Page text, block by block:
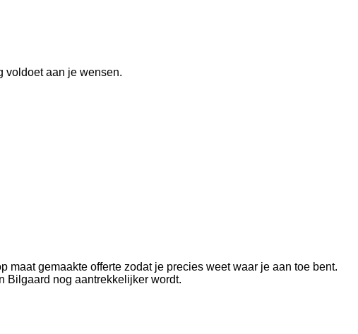
voldoet aan je wensen.
gemaakte offerte zodat je precies weet waar je aan toe bent.
Bilgaard nog aantrekkelijker wordt.